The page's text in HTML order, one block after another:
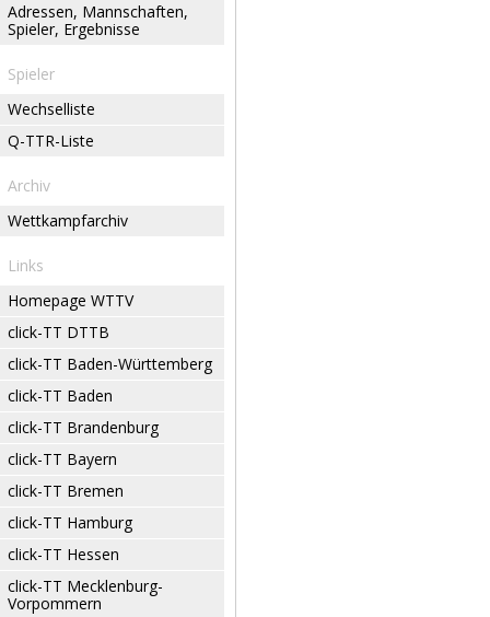
Adressen, Mannschaften,
Spieler, Ergebnisse
Spieler
Wechselliste
Q-TTR-Liste
Archiv
Wettkampfarchiv
Links
Homepage WTTV
click-TT DTTB
click-TT Baden-Württemberg
click-TT Baden
click-TT Brandenburg
click-TT Bayern
click-TT Bremen
click-TT Hamburg
click-TT Hessen
click-TT Mecklenburg-
Vorpommern